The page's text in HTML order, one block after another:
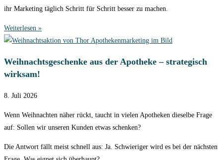
ihr Marketing täglich Schritt für Schritt besser zu machen.
Weiterlesen »
Weihnachtsgeschenke aus der Apotheke – strategisch
wirksam!
8. Juli 2026
Wenn Weihnachten näher rückt, taucht in vielen Apotheken dieselbe Frage
auf: Sollen wir unseren Kunden etwas schenken?
Die Antwort fällt meist schnell aus: Ja. Schwieriger wird es bei der nächsten